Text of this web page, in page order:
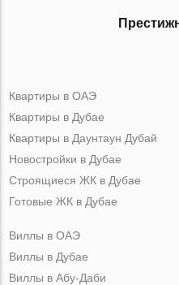
Квартиры в ОАЭ
Квартиры в Дубае
Квартиры в Даунтаун Дубай
Новостройки в Дубае
Строящиеся ЖК в Дубае
Готовые ЖК в Дубае
Виллы в ОАЭ
Виллы в Дубае
Виллы в Абу-Даби